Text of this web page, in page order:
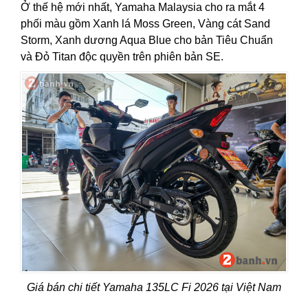
Ở thế hệ mới nhất, Yamaha Malaysia cho ra mắt 4
phối màu gồm Xanh lá Moss Green, Vàng cát Sand
Storm, Xanh dương Aqua Blue cho bản Tiêu Chuẩn
và Đỏ Titan độc quyền trên phiên bản SE.
Giá bán chi tiết Yamaha 135LC Fi 2026 tại Việt Nam